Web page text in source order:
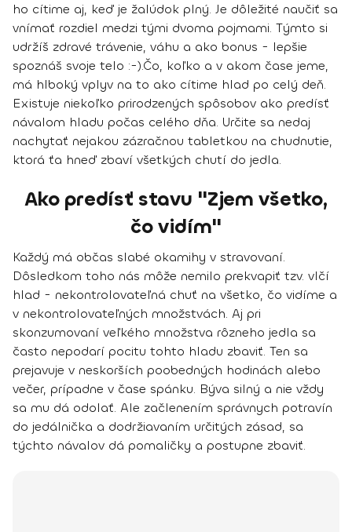
ho cítime aj, keď je žalúdok plný. Je dôležité naučiť sa
vnímať rozdiel medzi tými dvoma pojmami. Týmto si
udržíš zdravé trávenie, váhu a ako bonus - lepšie
spoznáš svoje telo :-).Čo, koľko a v akom čase jeme,
má hlboký vplyv na to ako cítime hlad po celý deň.
Existuje niekoľko prirodzených spôsobov ako predísť
návalom hladu počas celého dňa. Určite sa nedaj
nachytať nejakou zázračnou tabletkou na chudnutie,
ktorá ťa hneď zbaví všetkých chutí do jedla.
Ako predísť stavu "Zjem všetko,
čo vidím"
Každý má občas slabé okamihy v stravovaní.
Dôsledkom toho nás môže nemilo prekvapiť tzv. vlčí
hlad - nekontrolovateľná chuť na všetko, čo vidíme a
v nekontrolovateľných množstvách. Aj pri
skonzumovaní veľkého množstva rôzneho jedla sa
často nepodarí pocitu tohto hladu zbaviť. Ten sa
prejavuje v neskorších poobedných hodinách alebo
večer, prípadne v čase spánku. Býva silný a nie vždy
sa mu dá odolať. Ale začlenením správnych potravín
do jedálnička a dodržiavaním určitých zásad, sa
týchto návalov dá pomaličky a postupne zbaviť.